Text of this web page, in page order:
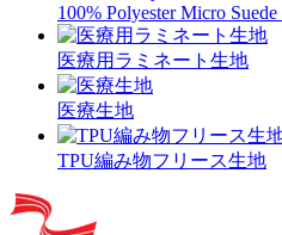
100% Polyester Micro
医療用ラミネート生地
医療生地
TPU編み物フリース生地